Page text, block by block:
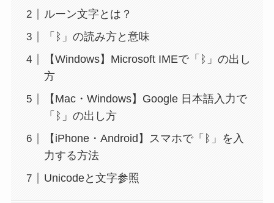
ルーン文字とは？
「ᛒ」の読み方と意味
【Windows】Microsoft IMEで「ᛒ」の出し
方
【Mac・Windows】Google 日本語入力で
「ᛒ」の出し方
【iPhone・Android】スマホで「ᛒ」を入
力する方法
Unicodeと文字参照